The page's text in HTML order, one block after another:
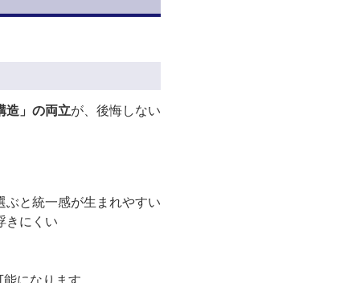
造」の両立が、後悔しない
ぶと統一感が生まれやすい
きにくい